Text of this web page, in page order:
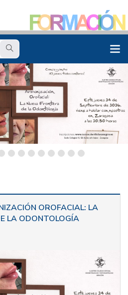
OROFACIAL: LA
LA ODONTOLOGÍA